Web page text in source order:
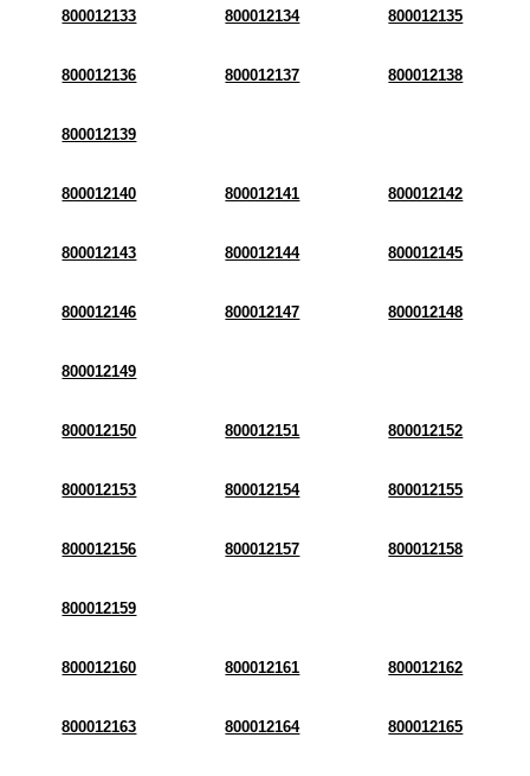
800012133 800012134 800012135
800012136 800012137 800012138
800012139
800012140 800012141 800012142
800012143 800012144 800012145
800012146 800012147 800012148
800012149
800012150 800012151 800012152
800012153 800012154 800012155
800012156 800012157 800012158
800012159
800012160 800012161 800012162
800012163 800012164 800012165